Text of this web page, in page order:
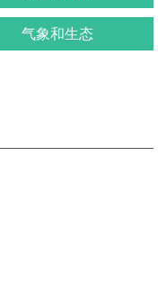
气象和生态